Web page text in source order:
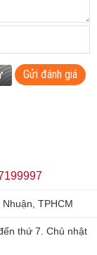
Gửi đánh giá
TPHCM
thứ 7. Chủ nhật